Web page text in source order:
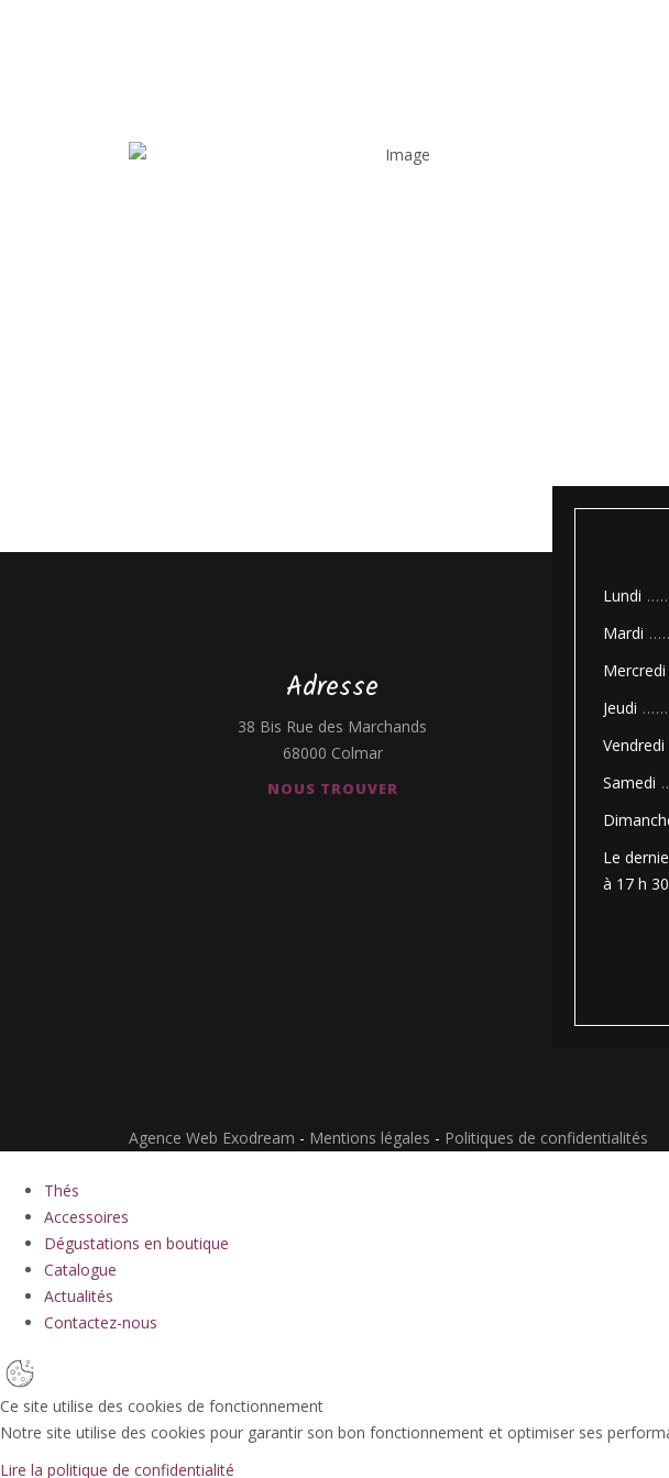
Adresse
38 Bis Rue des Marchands
68000 Colmar
NOUS TROUVER
Lundi
Mardi
Mercredi
Jeudi
Vendredi
Samedi
Le
à 17 h 30
Agence Web Exodream - Mentions légales - Politiques de confidentialités
Thés
Accessoires
Dégustations en boutique
Catalogue
Actualités
Contactez-nous
Ce site utilise des cookies de fonctionnement
Notre site utilise des cookies pour garantir son bon fonctionnement et optimiser ses
Lire la politique de confidentialité